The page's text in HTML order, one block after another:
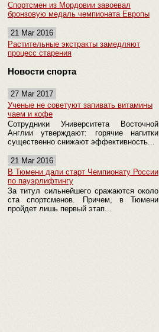
Спортсмен из Мордовии завоевал
бронзовую медаль чемпионата Европы
21 Mar 2016
Растительные экстракты замедляют
процесс старения
Новости спорта
27 Mar 2017
Ученые не советуют запивать витамины
чаем и кофе
Сотрудники Университета Восточной
Англии утверждают: горячие напитки
существенно снижают эффективность...
21 Mar 2016
В Тюмени дали старт Чемпионату России
по пауэрлифтингу
За титул сильнейшего сражаются около
ста спортсменов. Причем, в Тюмени
пройдет лишь первый этап...